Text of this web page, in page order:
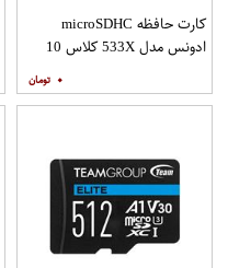
کارت حافظه microSDHC
ادونس مدل 533X کلاس 10
80MBps به همراه آداپتور SD
۰